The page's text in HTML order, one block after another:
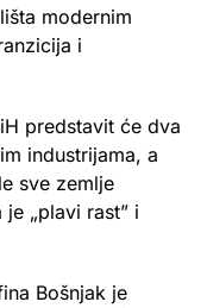
modernim
i
predstavit će dva
industrijama, a
sve zemlje
„plavi rast” i
Bošnjak je